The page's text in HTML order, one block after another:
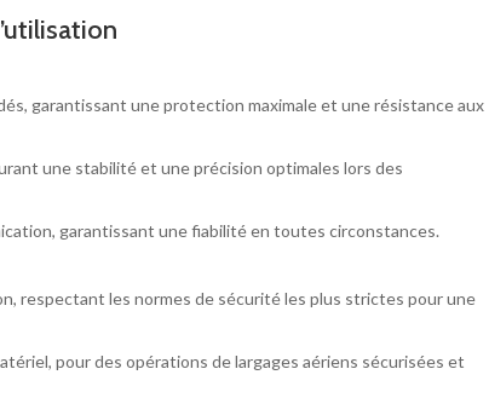
garantissant une protection maximale et une résistance aux
une stabilité et une précision optimales lors des
garantissant une fiabilité en toutes circonstances.
respectant les normes de sécurité les plus strictes pour une
pour des opérations de largages aériens sécurisées et